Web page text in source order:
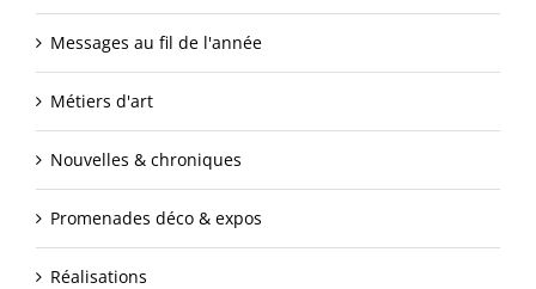
Messages au fil de l'année
Métiers d'art
Nouvelles & chroniques
Promenades déco & expos
Réalisations